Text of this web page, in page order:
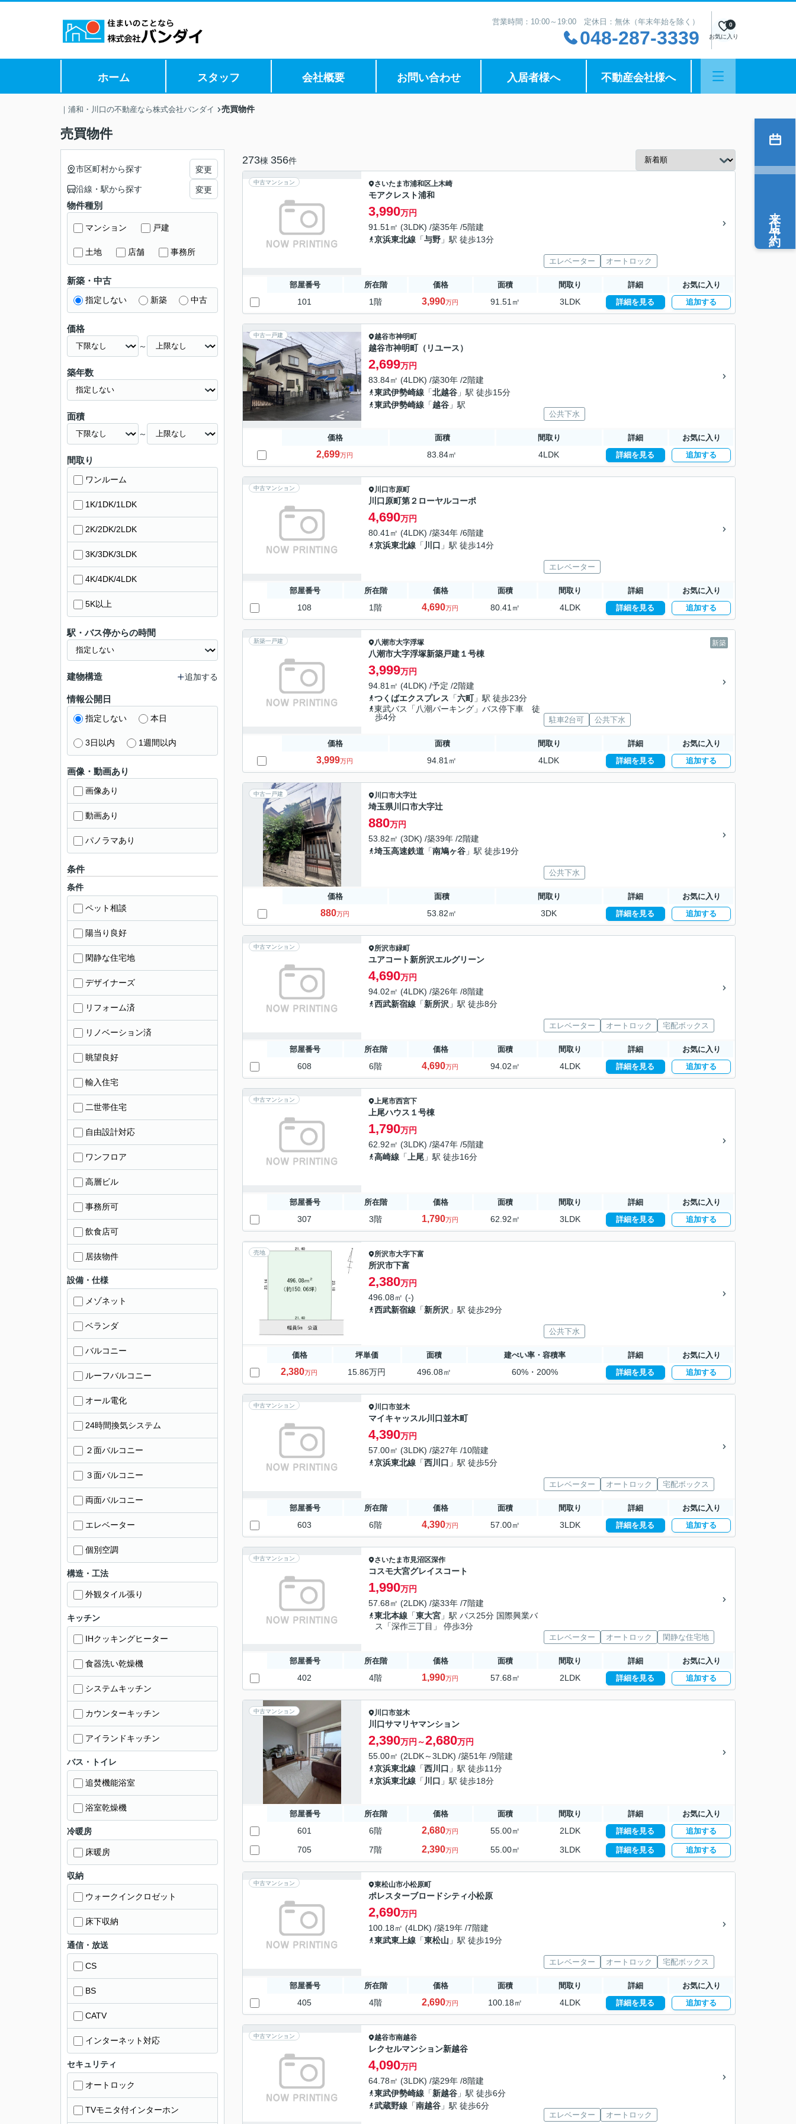
営業時間：10:00～19:00 定休日：無休（年末年始を除く）
048-287-3339 お気に入り
0
ホーム スタッフ 会社概要 お問い合わせ 入居者様へ 不動産会社様へ
｜浦和・川口の不動産なら株式会社バンダイ 売買物件
売買物件
273棟 356件
中古マンション さいたま市浦和区上木崎
モアクレスト浦和
3,990万円
91.51㎡ (3LDK) /築35年 /5階建
京浜東北線 「与野 」駅 徒歩13分
エレベーター オートロック
部屋番号 所在階 価格 面積 間取り 詳細 お気に入り
101 1階 3,990万円 91.51㎡ 3LDK 詳細を見る 追加する
中古一戸建 越谷市神明町
越谷市神明町（リユース）
2,699万円
83.84㎡ (4LDK) /築30年 /2階建
東武伊勢崎線 「北越谷 」駅 徒歩15分
東武伊勢崎線 「越谷 」駅
公共下水
価格 面積 間取り 詳細 お気に入り
2,699万円 83.84㎡ 4LDK 詳細を見る 追加する
中古マンション 川口市原町
川口原町第２ローヤルコーポ
4,690万円
80.41㎡ (4LDK) /築34年 /6階建
京浜東北線 「 川口 」駅 徒歩14分
エレベーター
部屋番号 所在階 価格 面積 間取り 詳細 お気に入り
108 1階 4,690万円 80.41㎡ 4LDK 詳細を見る 追加する
新築一戸建 新築
八潮市大字浮塚
八潮市大字浮塚新築戸建１号棟
3,999万円
94.81㎡ (4LDK) /予定 /2階建
つくばエクスプレス 「六町」駅 徒歩23分
東武バス「八潮パーキング」バス停下車 徒
歩4分
駐車2台可 公共下水
価格 面積 間取り 詳細 お気に入り
3,999万円 94.81㎡ 4LDK 詳細を見る 追加する
中古一戸建 川口市大字辻
埼玉県川口市大字辻
880万円
53.82㎡ (3DK) /築39年 /2階建
埼玉高速鉄道 「南鳩ヶ谷 」駅 徒歩19分
公共下水
価格 面積 間取り 詳細 お気に入り
880万円 53.82㎡ 3DK 詳細を見る 追加する
中古マンション 所沢市緑町
ユアコート新所沢エルグリーン
4,690万円
94.02㎡ (4LDK) /築26年 /8階建
西武新宿線 「新所沢 」駅 徒歩8分
エレベーター オートロック 宅配ボックス
部屋番号 所在階 価格 面積 間取り 詳細 お気に入り
608 6階 4,690万円 94.02㎡ 4LDK 詳細を見る 追加する
中古マンション 上尾市西宮下
上尾ハウス１号棟
1,790万円
62.92㎡ (3LDK) /築47年 /5階建
高崎線 「 上尾 」駅 徒歩16分
部屋番号 所在階 価格 面積 間取り 詳細 お気に入り
307 3階 1,790万円 62.92㎡ 3LDK 詳細を見る 追加する
売地 所沢市大字下富
所沢市下富
2,380万円
496.08㎡ (-)
西武新宿線 「新所沢 」駅 徒歩29分
公共下水
価格 坪単価 面積 建ぺい率・容積率 詳細 お気に入り
2,380万円 15.86万円 496.08㎡ 60%・200% 詳細を見る 追加する
中古マンション 川口市並木
マイキャッスル川口並木町
4,390万円
57.00㎡ (3LDK) /築27年 /10階建
京浜東北線 「西川口 」駅 徒歩5分
エレベーター オートロック 宅配ボックス
部屋番号 所在階 価格 面積 間取り 詳細 お気に入り
603 6階 4,390万円 57.00㎡ 3LDK 詳細を見る 追加する
中古マンション さいたま市見沼区深作
コスモ大宮グレイスコート
1,990万円
57.68㎡ (2LDK) /築33年 /7階建
東北本線 「東大宮 」駅 バス25分 国際興業バ
ス「深作三丁目」 停歩3分
エレベーター オートロック 閑静な住宅地
部屋番号 所在階 価格 面積 間取り 詳細 お気に入り
402 4階 1,990万円 57.68㎡ 2LDK 詳細を見る 追加する
中古マンション 川口市並木
川口サマリヤマンション
2,390万円～2,680万円
55.00㎡ (2LDK～3LDK) /築51年 /9階建
京浜東北線 「西川口 」駅 徒歩11分
京浜東北線 「 川口 」駅 徒歩18分
部屋番号 所在階 価格 面積 間取り 詳細 お気に入り
601 6階 2,680万円 55.00㎡ 2LDK 詳細を見る 追加する
705 7階 2,390万円 55.00㎡ 3LDK 詳細を見る 追加する
中古マンション 東松山市小松原町
ポレスターブロードシティ小松原
2,690万円
100.18㎡ (4LDK) /築19年 /7階建
東武東上線 「東松山 」駅 徒歩19分
エレベーター オートロック 宅配ボックス
部屋番号 所在階 価格 面積 間取り 詳細 お気に入り
405 4階 2,690万円 100.18㎡ 4LDK 詳細を見る 追加する
中古マンション 越谷市南越谷
レクセルマンション新越谷
4,090万円
64.78㎡ (3LDK) /築29年 /8階建
東武伊勢崎線 「新越谷 」駅 徒歩6分
武蔵野線 「南越谷 」駅 徒歩6分
エレベーター オートロック
市区町村から探す 変更
沿線・駅から探す 変更
物件種別
マンション 戸建
土地 店舗 事務所
新築・中古
指定しない 新築 中古
価格
～
築年数
面積
～
間取り
ワンルーム
1K/1DK/1LDK
2K/2DK/2LDK
3K/3DK/3LDK
4K/4DK/4LDK
5K以上
駅・バス停からの時間
建物構造 追加する
情報公開日
指定しない 本日
3日以内 1週間以内
画像・動画あり
画像あり
動画あり
パノラマあり
条件
条件
ペット相談
陽当り良好
閑静な住宅地
デザイナーズ
リフォーム済
リノベーション済
眺望良好
輸入住宅
二世帯住宅
自由設計対応
ワンフロア
高層ビル
事務所可
飲食店可
居抜物件
設備・仕様
メゾネット
ベランダ
バルコニー
ルーフバルコニー
オール電化
24時間換気システム
２面バルコニー
３面バルコニー
両面バルコニー
エレベーター
個別空調
構造・工法
外観タイル張り
キッチン
IHクッキングヒーター
食器洗い乾燥機
システムキッチン
カウンターキッチン
アイランドキッチン
バス・トイレ
追焚機能浴室
浴室乾燥機
冷暖房
床暖房
収納
ウォークインクロゼット
床下収納
通信・放送
CS
BS
CATV
インターネット対応
セキュリティ
オートロック
TVモニタ付インターホン
来店予約